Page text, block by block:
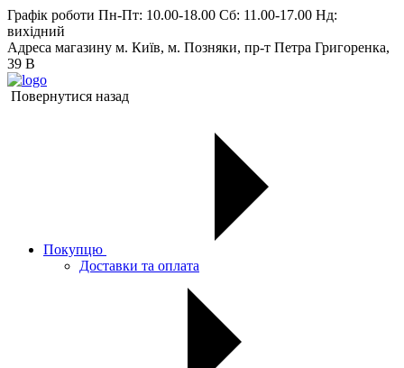
Графік роботи Пн-Пт: 10.00-18.00 Сб: 11.00-17.00 Нд:
вихiдний
Адреса магазину м. Київ, м. Позняки, пр-т Петра Григоренка,
39 В
Повернутися назад
Покупцю
Доставки та оплата